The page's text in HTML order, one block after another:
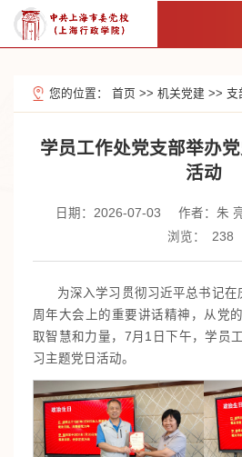
您的位置： 首页 >> 机关党建 >> 支
学员工作处党支部举办
活动
日期：2026-07-03 作者：朱
浏览：
238
为深入学习贯彻习近平总书记
周年大会上的重要讲话精神，从党
取智慧和力量， 7月1日下午，学员
习主题党日活动。